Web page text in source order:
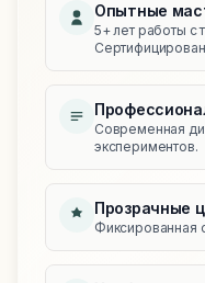
Опытные
5+ лет работы с
Современная
экспериментов.
Прозрачные
Фиксированная